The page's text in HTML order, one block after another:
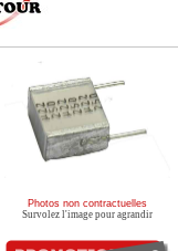
Photos non contractuelles
Survolez l'image pour agrandir